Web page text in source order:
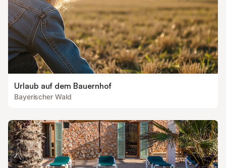
Urlaub auf dem Bauernhof
Bayerischer Wald